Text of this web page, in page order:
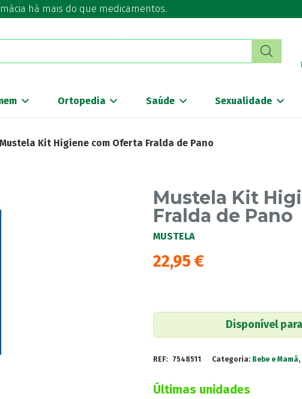
há mais do que medicamentos.
Ortopedia Saúde Sexualidade
Mustela Kit Higiene com Oferta Fralda de Pano
Mustela Kit
Fralda de Pano
MUSTELA
22,95€
Disponível
REF: 7548511 Categoria: Bebe e Mamã,
Últimas unidades